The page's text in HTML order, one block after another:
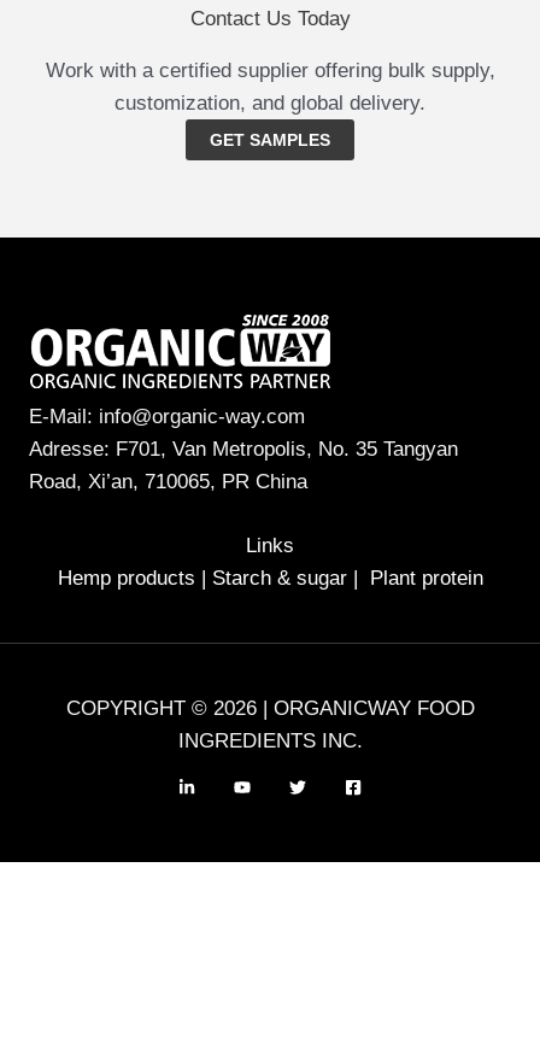
Contact Us Today
Work with a certified supplier offering bulk supply,
customization, and global delivery.
GET SAMPLES
E-Mail: info@organic-way.com
Adresse: F701, Van Metropolis, No. 35 Tangyan
Road, Xi’an, 710065, PR China
Links
Hemp products | Starch & sugar| Plant protein
COPYRIGHT © 2026 | ORGANICWAY FOOD
INGREDIENTS INC.